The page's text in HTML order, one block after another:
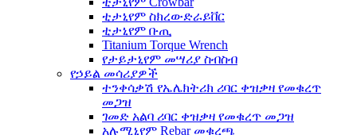
ቲታኒየም ስክረውድራይቨር
ቲታኒየም ቡጢ
Titanium Torque Wrench
የታይታኒየም መሣሪያ ስብስብ
የኃይል መሳሪያዎች
ተንቀሳቃሽ የኤሌክትሪክ ሪባር ቀዝቃዛ የመቁረጥ
መጋዝ
ገመድ አልባ ሪባር ቀዝቃዛ የመቁረጥ መጋዝ
አሉሚኒየም Rebar መቁረጫ